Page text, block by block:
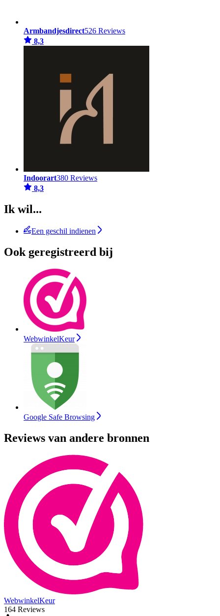
Armbandjesdirect526 Reviews
8,3
Indoorart380 Reviews
8,3
Ik wil...
Een geschil indienen
Ook geregistreerd bij
WebwinkelKeur
Google Safe Browsing
Reviews van andere bronnen
WebwinkelKeur
164 Reviews